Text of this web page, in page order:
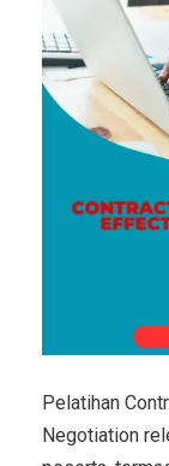
Pelatihan
Negotiation